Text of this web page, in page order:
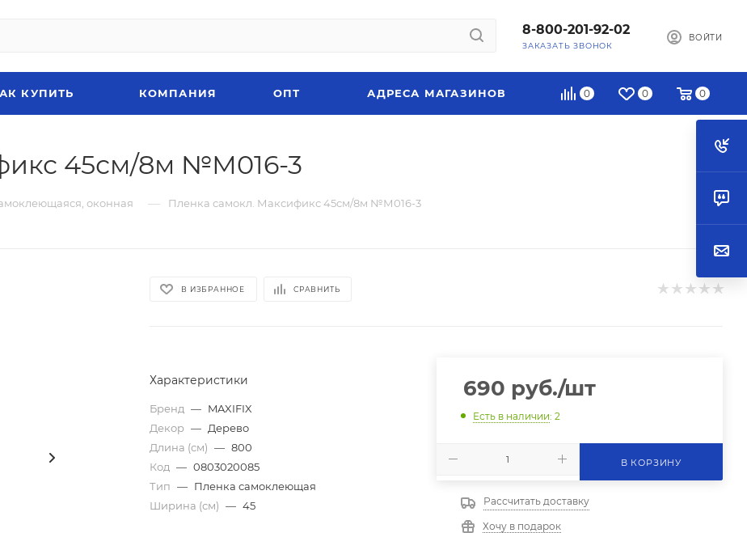
8-800-201-92-02
ЗАКАЗАТЬ ЗВОНОК
ВОЙТИ
0 0 0
КУПИТЬ КОМПАНИЯ ОПТ АДРЕСА МАГАЗИНОВ
45см/8м №М016-3
оконная — Пленка самокл. Максификс 45см/8м №М016-3
В ИЗБРАННОЕ СРАВНИТЬ
Характеристики
Бренд — MAXIFIX
Декор — Дерево
Длина (см) — 800
Код — 0803020085
Тип — Пленка самоклеющая
Ширина (см) — 45
690 руб./шт
Есть в наличии: 2
В КОРЗИНУ
Рассчитать доставку
Хочу в подарок